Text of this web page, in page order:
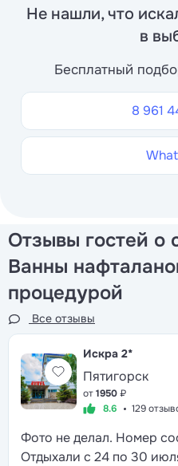
Не нашли, что
в
Бесплатный
8 961
Отзывы гостей о
Ванны
процедурой
Все отзывы
Искра 2*
Пятигорск
от1950₽
8.6
129
Фото не делал. Номер
Отдыхали с 24 по 30